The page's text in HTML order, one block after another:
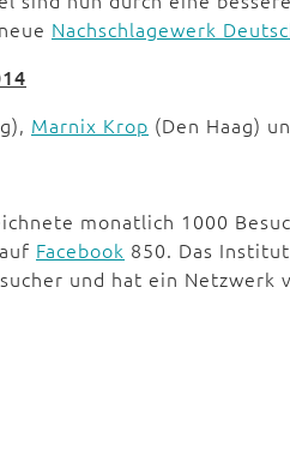
Nachschlagewerk
Marnix Krop (Den Haag)
monatlich 1000
Facebook 850. Das
und hat ein